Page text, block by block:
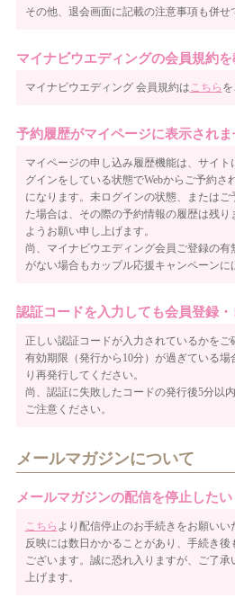
その他、退会画面に記載の注意事項も併せ
マイナビウエディングの会員規約
マイナビウエディング 会員規約はこちら
予約履歴がマイページに表示されま
マイページの申し込み履歴機能は、サイト
グインをしている状態でWebからご予約さ
になります。未ログインの状態、または
た場合は、その際の予約情報の履歴は残
ようお願い申し上げます。
尚、マイナビウエディング会員ご登録の
がない場合もカップル応援キャンペーンに
認証コードを入力しても会員登録
正しい認証コードが入力されているかを
有効期限（発行から10分）が過ぎている場
り再発行してください。
尚、認証に失敗したコードの発行後5分以
ご注意ください。
メールマガジンについて
メールマガジンの配信を停止したい
こちら より配信停止のお手続きをお願い
反映には数日かかることがあり、手続き
ございます。誠に恐れ入りますが、ご了承
上げます。